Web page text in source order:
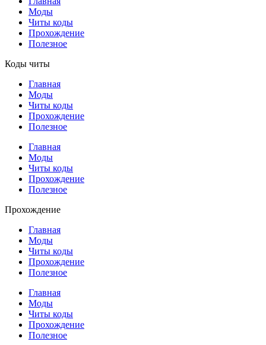
Моды
Читы коды
Прохождение
Полезное
Коды читы
Главная
Моды
Читы коды
Прохождение
Полезное
Главная
Моды
Читы коды
Прохождение
Полезное
Прохождение
Главная
Моды
Читы коды
Прохождение
Полезное
Главная
Моды
Читы коды
Прохождение
Полезное